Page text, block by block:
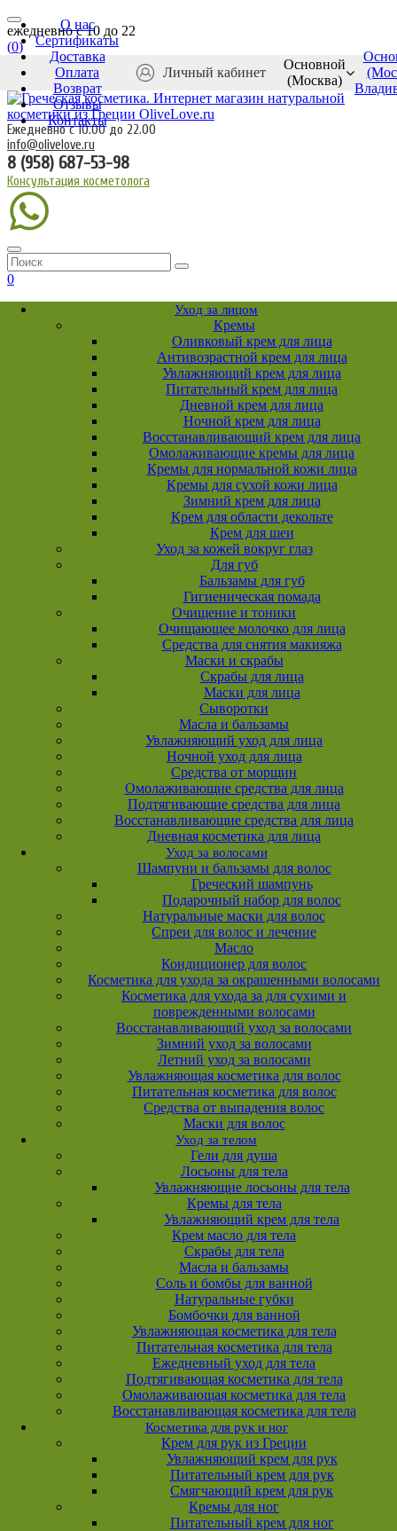
ежедневно c 10 до 22
(0)
О нас
Сертификаты
Доставка
Оплата
Возврат
Отзывы
Контакты
Личный кабинет
Основной
(Москва)
Ежедневно с 10.00 до 22.00
info@olivelove.ru
8 (958) 687-53-98
Консультация косметолога
0
Уход за лицом
Кремы
Оливковый крем для лица
Антивозрастной крем для лица
Увлажняющий крем для лица
Питательный крем для лица
Дневной крем для лица
Ночной крем для лица
Восстанавливающий крем для лица
Омолаживающие кремы для лица
Кремы для нормальной кожи лица
Кремы для сухой кожи лица
Зимний крем для лица
Крем для области декольте
Крем для шеи
Уход за кожей вокруг глаз
Для губ
Бальзамы для губ
Гигиеническая помада
Очищение и тоники
Очищающее молочко для лица
Средства для снятия макияжа
Маски и скрабы
Скрабы для лица
Маски для лица
Сыворотки
Масла и бальзамы
Увлажняющий уход для лица
Ночной уход для лица
Средства от морщин
Омолаживающие средства для лица
Подтягивающие средства для лица
Восстанавливающие средства для лица
Дневная косметика для лица
Уход за волосами
Шампуни и бальзамы для волос
Греческий шампунь
Подарочный набор для волос
Натуральные маски для волос
Спреи для волос и лечение
Масло
Кондиционер для волос
Косметика для ухода за окрашенными волосами
Косметика для ухода за для сухими и
поврежденными волосами
Восстанавливающий уход за волосами
Зимний уход за волосами
Летний уход за волосами
Увлажняющая косметика для волос
Питательная косметика для волос
Средства от выпадения волос
Маски для волос
Уход за телом
Гели для душа
Лосьоны для тела
Увлажняющие лосьоны для тела
Кремы для тела
Увлажняющий крем для тела
Крем масло для тела
Скрабы для тела
Масла и бальзамы
Соль и бомбы для ванной
Натуральные губки
Бомбочки для ванной
Увлажняющая косметика для тела
Питательная косметика для тела
Ежедневный уход для тела
Подтягивающая косметика для тела
Омолаживающая косметика для тела
Восстанавливающая косметика для тела
Косметика для рук и ног
Крем для рук из Греции
Увлажняющий крем для рук
Питательный крем для рук
Смягчающий крем для рук
Кремы для ног
Питательный крем для ног